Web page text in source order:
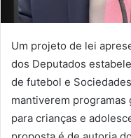
Um projeto de lei
dos Deputados
de futebol e
mantiverem
para crianças e